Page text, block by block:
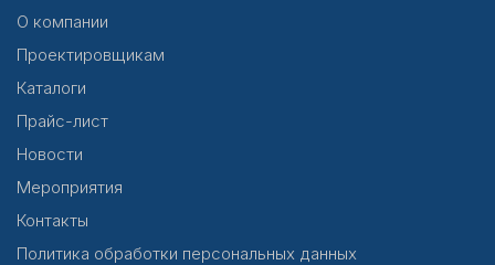
О компании
Проектировщикам
Каталоги
Прайс-лист
Новости
Мероприятия
Контакты
Политика обработки персональных данных